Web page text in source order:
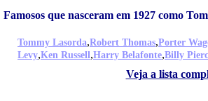
Famosos que nasceram em 1927 como
Tommy Lasorda,Robert Thomas,Porter
Levy,Ken Russell,Harry Belafonte,Billy
Veja a lista